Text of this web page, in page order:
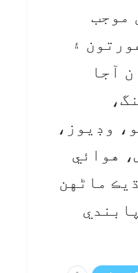
موجب
۽
آجا
وڊيوز،
هوائي
کان وڌيڪ ماڻهن